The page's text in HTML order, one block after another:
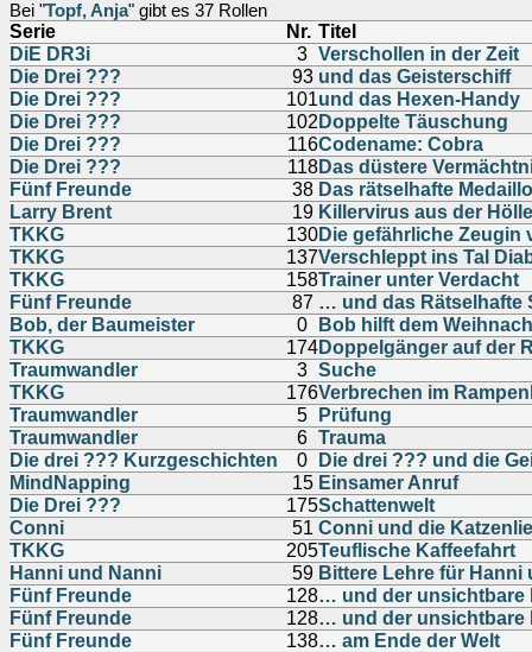
Bei "Topf, Anja" gibt es 37 Rollen
Serie Nr. Titel
DiE DR3i
3 Verschollen in der Zeit
Die Drei ???
93 und das Geisterschiff
Die Drei ???
101und das Hexen-Handy
Die Drei ???
102 Doppelte Täuschung
Die Drei ???
116Codename: Cobra
Die Drei ???
118 Das düstere
Fünf Freunde
38 Das rätselhafte
Larry Brent
19 Killervirus aus der Hölle
TKKG
130Die gefährliche Zeugin
TKKG
137Verschleppt ins Tal
TKKG
158Trainer unter Verdacht
Fünf Freunde
87 … und das Rätselhafte
Bob, der Baumeister
0
Bob hilft dem
TKKG
174Doppelgänger auf der
Traumwandler
3 Suche
TKKG
176Verbrechen im
Traumwandler
5
Prüfung
Traumwandler
6 Trauma
Die drei ??? Kurzgeschichten
0
Die drei ??? und die
MindNapping
15 Einsamer Anruf
Die Drei ???
175Schattenwelt
Conni
51 Conni und die
TKKG
205Teuflische Kaffeefahrt
Hanni und Nanni
59 Bittere Lehre für Hanni
Fünf Freunde
128… und der unsichtbare
Fünf Freunde
128… und der unsichtbare
Fünf Freunde
138… am Ende der Welt